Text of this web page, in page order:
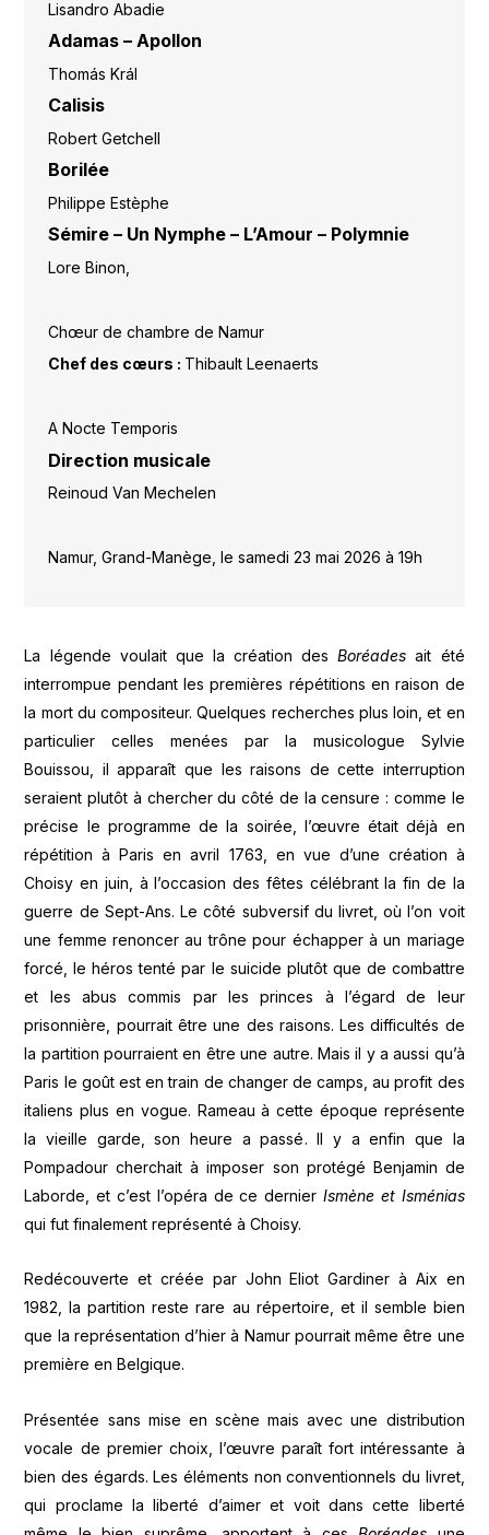
Lisandro Abadie
Adamas – Apollon
Thomás Král
Calisis
Robert Getchell
Borilée
Philippe Estèphe
Sémire – Un Nymphe – L’Amour – Polymnie
Lore Binon,
Chœur de chambre de Namur
Chef des cœurs : Thibault Leenaerts
A Nocte Temporis
Direction musicale
Reinoud Van Mechelen
Namur, Grand-Manège, le samedi 23 mai 2026 à 19h
La légende voulait que la création des Boréades ait été
interrompue pendant les premières répétitions en raison de
la mort du compositeur. Quelques recherches plus loin, et en
particulier celles menées par la musicologue Sylvie
Bouissou, il apparaît que les raisons de cette interruption
seraient plutôt à chercher du côté de la censure : comme le
précise le programme de la soirée, l’œuvre était déjà en
répétition à Paris en avril 1763, en vue d’une création à
Choisy en juin, à l’occasion des fêtes célébrant la fin de la
guerre de Sept-Ans. Le côté subversif du livret, où l’on voit
une femme renoncer au trône pour échapper à un mariage
forcé, le héros tenté par le suicide plutôt que de combattre
et les abus commis par les princes à l’égard de leur
prisonnière, pourrait être une des raisons. Les difficultés de
la partition pourraient en être une autre. Mais il y a aussi qu’à
Paris le goût est en train de changer de camps, au profit des
italiens plus en vogue. Rameau à cette époque représente
la vieille garde, son heure a passé. Il y a enfin que la
Pompadour cherchait à imposer son protégé Benjamin de
Laborde, et c’est l’opéra de ce dernierIsmène et Isménias
qui fut finalement représenté à Choisy.
Redécouverte et créée par John Eliot Gardiner à Aix en
1982, la partition reste rare au répertoire, et il semble bien
que la représentation d’hier à Namur pourrait même être une
première en Belgique.
Présentée sans mise en scène mais avec une distribution
vocale de premier choix, l’œuvre paraît fort intéressante à
bien des égards. Les éléments non conventionnels du livret,
qui proclame la liberté d’aimer et voit dans cette liberté